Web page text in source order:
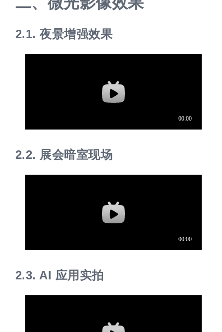
2.1.夜景增强效果
2.2. 展会暗室现场
2.3.AI 应用实拍